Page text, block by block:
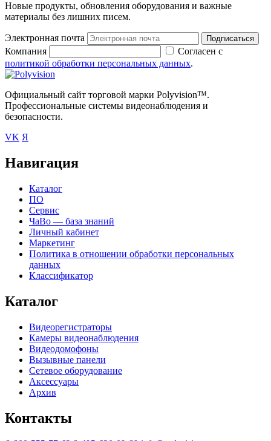
Новые продукты, обновления оборудования и важные
материалы без лишних писем.
Электронная почта Подписаться
Компания
Согласен с
политикой обработки персональных данных.
Официальный сайт торговой марки Polyvision™.
Профессиональные системы видеонаблюдения и
безопасности.
VK Я
Навигация
Каталог
ПО
Сервис
ЧаВо — база знаний
Личный кабинет
Маркетинг
Политика в отношении обработки персональных
данных
Классификатор
Каталог
Видеорегистраторы
Камеры видеонаблюдения
Видеодомофоны
Вызывные панели
Сетевое оборудование
Аксессуары
Архив
Контакты